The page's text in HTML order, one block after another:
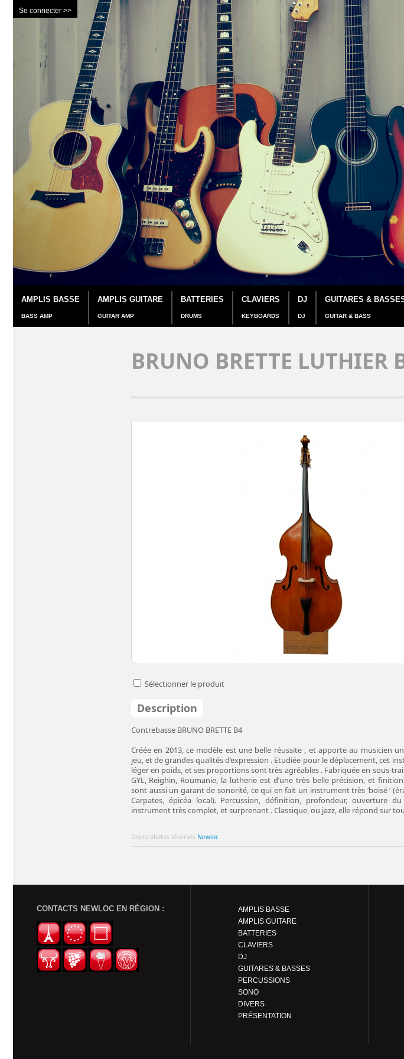
Se connecter >>
AMPLIS BASSE
BASS AMP
AMPLIS GUITARE
GUITAR AMP
BATTERIES
DRUMS
CLAVIERS
KEYBOARDS
DJ
DJ
GUITARES &
GUITAR & BASS
BRUNO BRETTE LUTHIER
Sélectionner le produit
Description
Contrebasse BRUNO BRETTE B4
Créée en 2013, ce modèle est une belle réussite , et apporte au musicien
jeu, et de grandes qualités d’expression . Etudiée pour le déplacement, cet instrument est plutôt
léger en poids, et ses proportions sont très agréables . Fabriquée en sous-
GYL, Reighin, Roumanie, la lutherie est d’une très belle précision, et finition . Les bois utilisés
sont aussi un garant de sonorité, ce qui en fait un instrument très ‘boisé ‘ (érable supérieur des
Carpates, épicéa local). Percussion, définition, profondeur, ouverture
instrument très complet, et surprenant . Classique, ou jazz, elle répond sur
Droits photos réservés Newloc
CONTACTS NEWLOC EN RÉGION :
AMPLIS BASSE
AMPLIS GUITARE
BATTERIES
CLAVIERS
DJ
GUITARES & BASSES
PERCUSSIONS
SONO
DIVERS
PRÉSENTATION